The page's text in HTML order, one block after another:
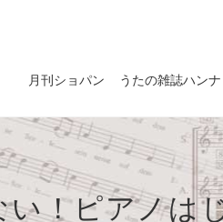
月刊ショパン うたの雑誌ハンナ
い！ピアノは